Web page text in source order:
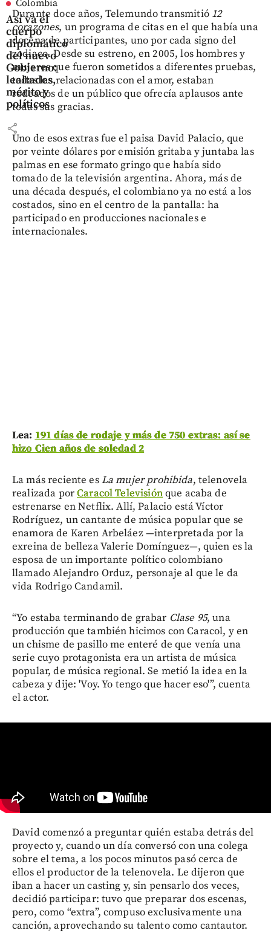
Colombia
Así va el
cuerpo
diplomático
del nuevo
Gobierno:
lealtades,
mérito y
políticos
share
Durante doce años, Telemundo transmitió 12
corazones, un programa de citas en el que había una
docena de participantes, uno por cada signo del
zodiaco. Desde su estreno, en 2005, los hombres y
mujeres que fueron sometidos a diferentes pruebas,
todas las relacionadas con el amor, estaban
rodeados de un público que ofrecía aplausos ante
todas sus gracias.
Uno de esos extras fue el paisa David Palacio, que
por veinte dólares por emisión gritaba y juntaba las
palmas en ese formato gringo que había sido
tomado de la televisión argentina. Ahora, más de
una década después, el colombiano ya no está a los
costados, sino en el centro de la pantalla: ha
participado en producciones nacionales e
internacionales.
Lea: 191 días de rodaje y más de 750 extras: así se
hizo Cien años de soledad 2
La más reciente esLa mujer prohibida, telenovela
realizada porCaracol Televisiónque acaba de
estrenarse en Netflix. Allí, Palacio está Víctor
Rodríguez, un cantante de música popular que se
enamora de Karen Arbeláez —interpretada por la
exreina de belleza Valerie Domínguez—, quien es la
esposa de un importante político colombiano
llamado Alejandro Orduz, personaje al que le da
vida Rodrigo Candamil.
“Yo estaba terminando de grabar Clase 95, una
producción que también hicimos con Caracol, y en
un chisme de pasillo me enteré de que venía una
serie cuyo protagonista era un artista de música
popular, de música regional. Se metió la idea en la
cabeza y dije: 'Voy. Yo tengo que hacer eso'”, cuenta
el actor.
David comenzó a preguntar quién estaba detrás del
proyecto y, cuando un día conversó con una colega
sobre el tema, a los pocos minutos pasó cerca de
ellos el productor de la telenovela. Le dijeron que
iban a hacer un casting y, sin pensarlo dos veces,
decidió participar: tuvo que preparar dos escenas,
pero, como “extra”, compuso exclusivamente una
canción, aprovechando su talento como cantautor.